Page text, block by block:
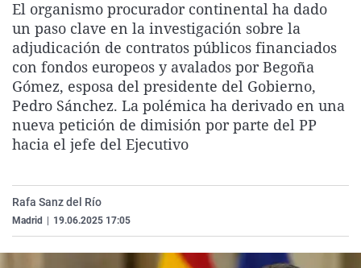
La rosa de los vientos
Gente viajera
Como el perro y el
Caso
Retornados
Equipo de
Operación Viuda
Extremadura
Galicia
La Rioja
Navarra
País Vasco
Virales
Televisión
Elecciones
El organismo procurador continental ha dado
un paso clave en la investigación sobre la
adjudicación de contratos públicos financiados
con fondos europeos y avalados por Begoña
Gómez, esposa del presidente del Gobierno,
Pedro Sánchez. La polémica ha derivado en una
nueva petición de dimisión por parte del PP
hacia el jefe del Ejecutivo
Rafa Sanz del Río
Madrid 19.06.2025 17:05